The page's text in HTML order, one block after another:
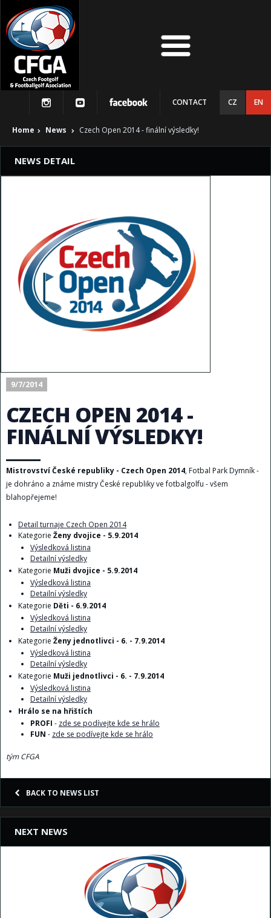
CONTACT CZ EN
Home News Czech Open 2014 - finální výsledky!
NEWS DETAIL
9/7/2014
CZECH OPEN 2014 -
FINÁLNÍ VÝSLEDKY!
Mistrovství České republiky - Czech Open 2014, Fotbal Park Dymník -
je dohráno a známe mistry České republiky ve fotbalgolfu - všem
blahopřejeme!
Detail turnaje Czech Open 2014
Kategorie Ženy dvojice - 5.9.2014
Výsledková listina
Detailní výsledky
Kategorie Muži dvojice - 5.9.2014
Výsledková listina
Detailní výsledky
Kategorie Děti - 6.9.2014
Výsledková listina
Detailní výsledky
Kategorie Ženy jednotlivci - 6. - 7.9.2014
Výsledková listina
Detailní výsledky
Kategorie Muži jednotlivci - 6. - 7.9.2014
Výsledková listina
Detailní výsledky
Hrálo se na hřištích
PROFI - zde se podívejte kde se hrálo
FUN - zde se podívejte kde se hrálo
tým CFGA
BACK TO NEWS LIST
NEXT NEWS